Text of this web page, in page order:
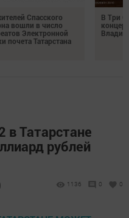
Спасского
вошли в число
Электронной
почета Татарстана
В Три
Татарстане
рублей
1136 0 0